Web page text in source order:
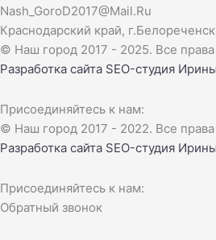
Nash_GoroD2017@Mail.Ru
Краснодарский край,
© Наш город 2017 - 2025. Все
Разработка сайта SEO-студия
Присоединяйтесь к нам:
© Наш город 2017 - 2022. Все
Разработка сайта SEO-студия
Присоединяйтесь к нам:
Обратный звонок